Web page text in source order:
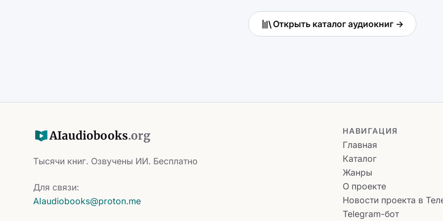
Открыть каталог аудиокниг →
AIaudiobooks.org
Тысячи книг. Озвучены ИИ. Бесплатно
Для связи:
AIaudiobooks@proton.me
НАВИГАЦИЯ
Главная
Каталог
Жанры
О проекте
Новости проекта в
Telegram-бот